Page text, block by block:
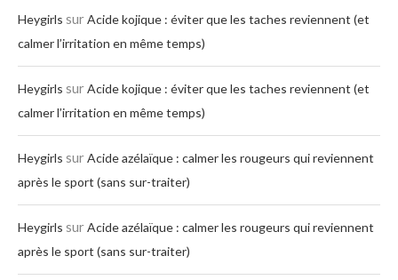
Heygirls surAcide kojique : éviter que les taches reviennent (et
calmer l’irritation en même temps)
Heygirls surAcide kojique : éviter que les taches reviennent (et
calmer l’irritation en même temps)
Heygirls surAcide azélaïque : calmer les rougeurs qui reviennent
après le sport (sans sur-traiter)
Heygirls surAcide azélaïque : calmer les rougeurs qui reviennent
après le sport (sans sur-traiter)